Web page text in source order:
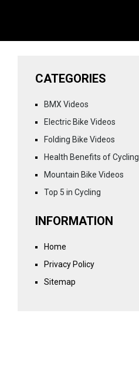
CATEGORIES
BMX Videos
Electric Bike Videos
Folding Bike Videos
Health Benefits of Cycling
Mountain Bike Videos
Top 5 in Cycling
INFORMATION
Home
Privacy Policy
Sitemap